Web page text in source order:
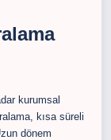
kurumsal
kısa süreli
dönem